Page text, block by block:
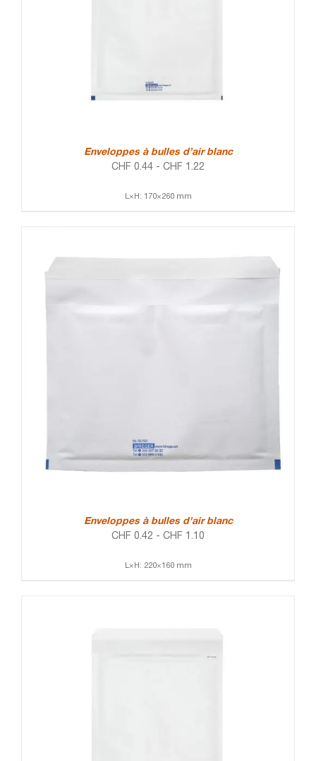
Enveloppes à bulles d’air blanc
CHF 0.44 - CHF 1.22
L×H: 170×260 mm
Enveloppes à bulles d'air blanc
CHF 0.42 - CHF 1.10
L×H: 220×160 mm